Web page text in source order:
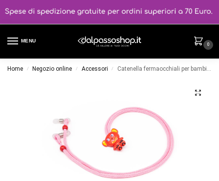
MENU
0
Home / Negozio online / Accessori / Catenella fermaocchiali per bambini Fashion Cords CENTRO STYLE Col.Rosa